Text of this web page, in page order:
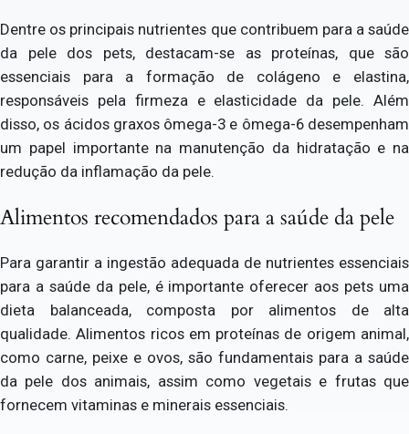
Dentre os principais nutrientes que contribuem para a saúde
da pele dos pets, destacam-se as proteínas, que são
essenciais para a formação de colágeno e elastina,
responsáveis pela firmeza e elasticidade da pele. Além
disso, os ácidos graxos ômega-3 e ômega-6 desempenham
um papel importante na manutenção da hidratação e na
redução da inflamação da pele.
Alimentos recomendados para a saúde da pele
Para garantir a ingestão adequada de nutrientes essenciais
para a saúde da pele, é importante oferecer aos pets uma
dieta balanceada, composta por alimentos de alta
qualidade. Alimentos ricos em proteínas de origem animal,
como carne, peixe e ovos, são fundamentais para a saúde
da pele dos animais, assim como vegetais e frutas que
fornecem vitaminas e minerais essenciais.